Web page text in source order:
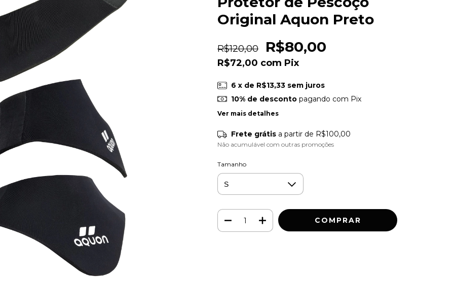
Original Aquon Preto
R$120,00 R$80,00
R$72,00 com Pix
6 x de R$13,33 sem juros
10% de descontopagando com Pix
Ver mais detalhes
Frete grátis a partir de R$100,00
Não acumulável com outras promoções
Tamanho